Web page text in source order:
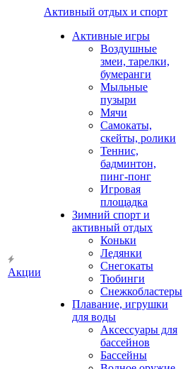
Акции
Активный отдых и спорт
Активные игры
Воздушные
змеи, тарелки,
бумеранги
Мыльные
пузыри
Мячи
Самокаты,
скейты, ролики
Теннис,
бадминтон,
пинг-понг
Игровая
площадка
Зимний спорт и
активный отдых
Коньки
Ледянки
Снегокаты
Тюбинги
Снежкобластеры
Плавание, игрушки
для воды
Аксессуары для
бассейнов
Бассейны